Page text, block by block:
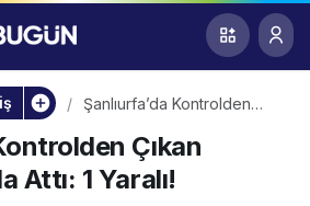
Şanlıurfa’da Kontrolden
Yaralı!Çıkan
Attı: 1 Yaralı!
1
0